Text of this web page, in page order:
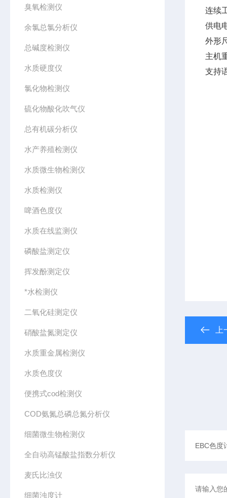
臭氧检测仪
余氯总氯分析仪
总碱度检测仪
水质硬度仪
氯化物检测仪
硫化物酸化吹气仪
总有机碳分析仪
水产养殖检测仪
水质微生物检测仪
水质检测仪
啤酒色度仪
水质在线监测仪
磷酸盐测定仪
挥发酚测定仪
*水检测仪
二氧化硅测定仪
硝酸盐氮测定仪
水质重金属检测仪
水质色度仪
便携式cod检测仪
COD氨氮总磷总氮分析仪
细菌微生物检测仪
全自动高锰酸盐指数分析仪
麦氏比浊仪
细菌浊度计
连续
供电
外形
主机
支持